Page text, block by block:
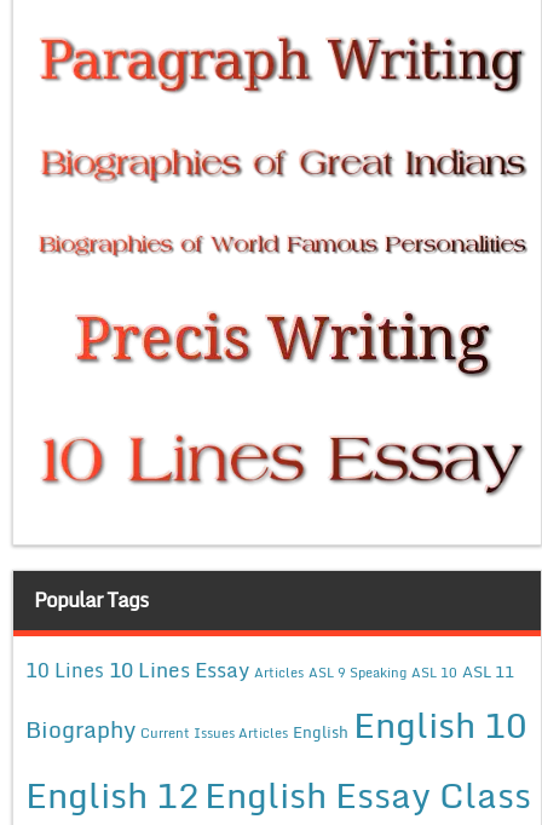
Popular Tags
10 Lines 10 Lines Essay Articles ASL 9 Speaking ASL 10 ASL 11
Biography Current Issues Articles English English 10
English 12English Essay Class